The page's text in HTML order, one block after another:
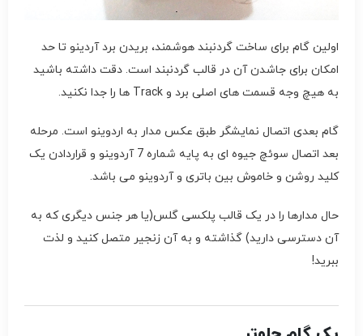
اولین گام برای ساخت گردنبند هوشمند، بریدن برد آردینو تا حد
امکان برای جاشدن آن در قالب گردنبند است. دقت داشته باشید
به هیچ وجه قسمت های اصلی برد و Track ها را جدا نکنید.
گام بعدی اتصال نمایشگر طبق عکس مدار به اردوینو است. مرحله
بعد اتصال سوئچ جیوه ای به پایه شماره 7 آردوینو و قراردادن یک
کلید روشن و خاموش بین باتری و آردوینو می باشد.
حال مدارها را در یک قالب پلکسی گلس(یا هر جنس دیگری که به
آن دسترسی دارید) گذاشته و به آن زنجیر متصل کنید و لذت
ببرید!